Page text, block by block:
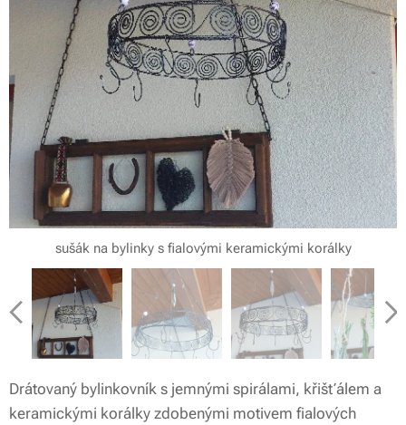
sušák na bylinky s fialovými keramickými korálky
sušák na bylinky s fialovými keramickými korálky
drátovaný bylinkáč ze spodu
sušák na bylinky s fialovými keramickými korálky
sušák na bylinky s fialovými keramickými korálky
Drátovaný bylinkovník s jemnými spirálami, křišťálem a
keramickými korálky zdobenými motivem fialových